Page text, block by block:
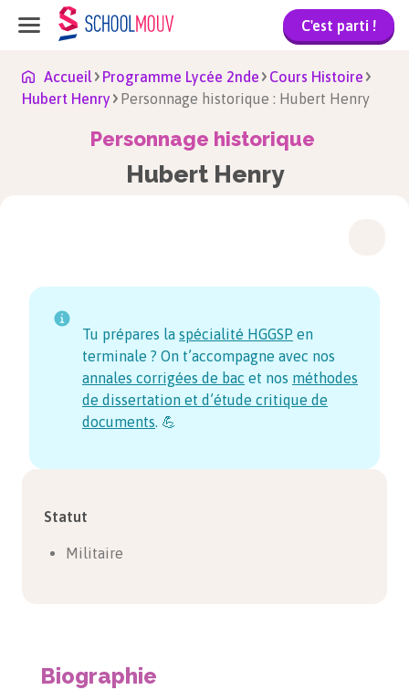
C'est parti !
Accueil Programme Lycée 2nde
Cours Histoire
Hubert Henry
Personnage historique : Hubert Henry
Personnage historique
Hubert Henry
Tu prépares la spécialité HGGSP en
terminale ? On t’accompagne avec nos
annales corrigées de bac et nos méthodes
de dissertation et d’étude critique de
documents. 💪
Statut
Militaire
Biographie